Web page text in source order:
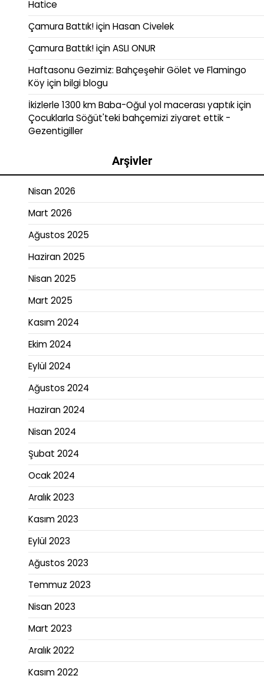
Hatice
Çamura Battık!içinHasan Civelek
Çamura Battık!içinASLI ONUR
Haftasonu Gezimiz: Bahçeşehir Gölet ve Flamingo
Köyiçinbilgi blogu
İkizlerle 1300 km Baba-Oğul yol macerası yaptıkiçin
Çocuklarla Söğüt'teki bahçemizi ziyaret ettik -
Gezentigiller
Arşivler
Nisan 2026
Mart 2026
Ağustos 2025
Haziran 2025
Nisan 2025
Mart 2025
Kasım 2024
Ekim 2024
Eylül 2024
Ağustos 2024
Haziran 2024
Nisan 2024
Şubat 2024
Ocak 2024
Aralık 2023
Kasım 2023
Eylül 2023
Ağustos 2023
Temmuz 2023
Nisan 2023
Mart 2023
Aralık 2022
Kasım 2022